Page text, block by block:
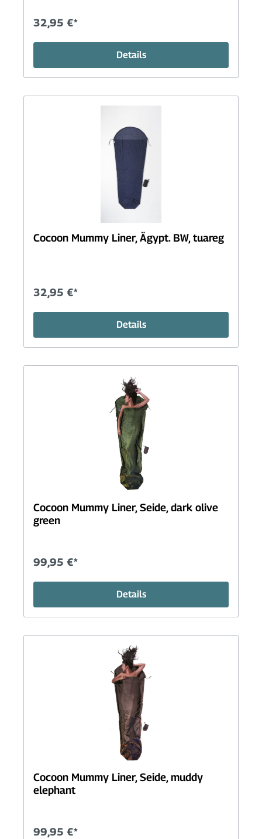
32,95 €*
Details
Cocoon Mummy Liner, Ägypt. BW, tuareg
32,95 €*
Details
Cocoon Mummy Liner, Seide, dark olive
green
99,95 €*
Details
Cocoon Mummy Liner, Seide, muddy
elephant
99,95 €*